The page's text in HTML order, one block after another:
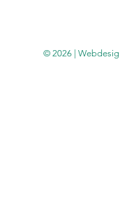
© 2026 |